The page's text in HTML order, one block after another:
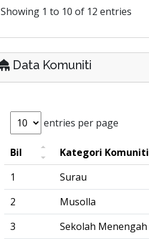
Showing 1 to 10 of 12 entries
Data Komuniti
entries per page
Bil Kategori Komuniti
1
Surau
2
Musolla
3
Sekolah Menengah